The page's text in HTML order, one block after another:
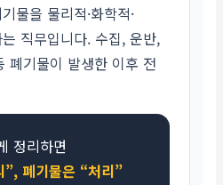
물을 물리적·화학적·
직무입니다. 수집, 운반,
폐기물이 발생한 이후 전
정리하면
”, 폐기물은 “처리”